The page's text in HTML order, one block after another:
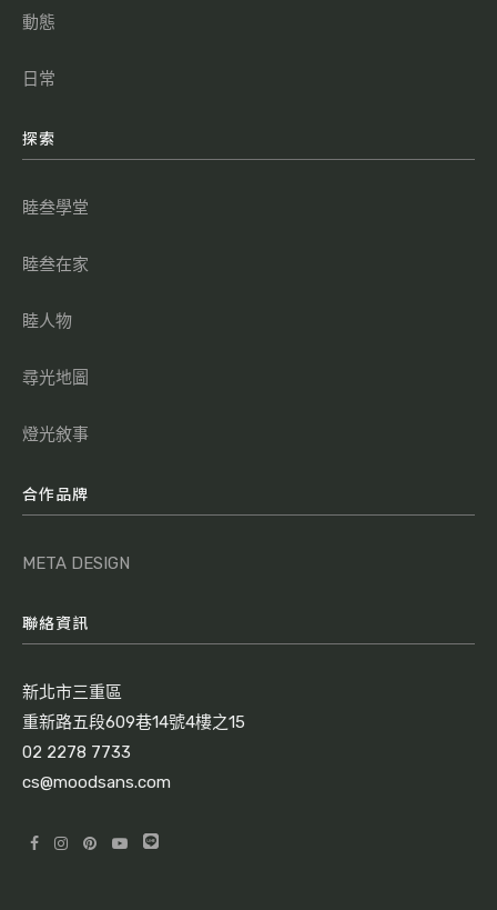
動態
日常
探索
睦叁學堂
睦叁在家
睦人物
尋光地圖
燈光敘事
合作品牌
META DESIGN
聯絡資訊
新北市三重區
重新路五段609巷14號4樓之15
02 2278 7733
cs@moodsans.com